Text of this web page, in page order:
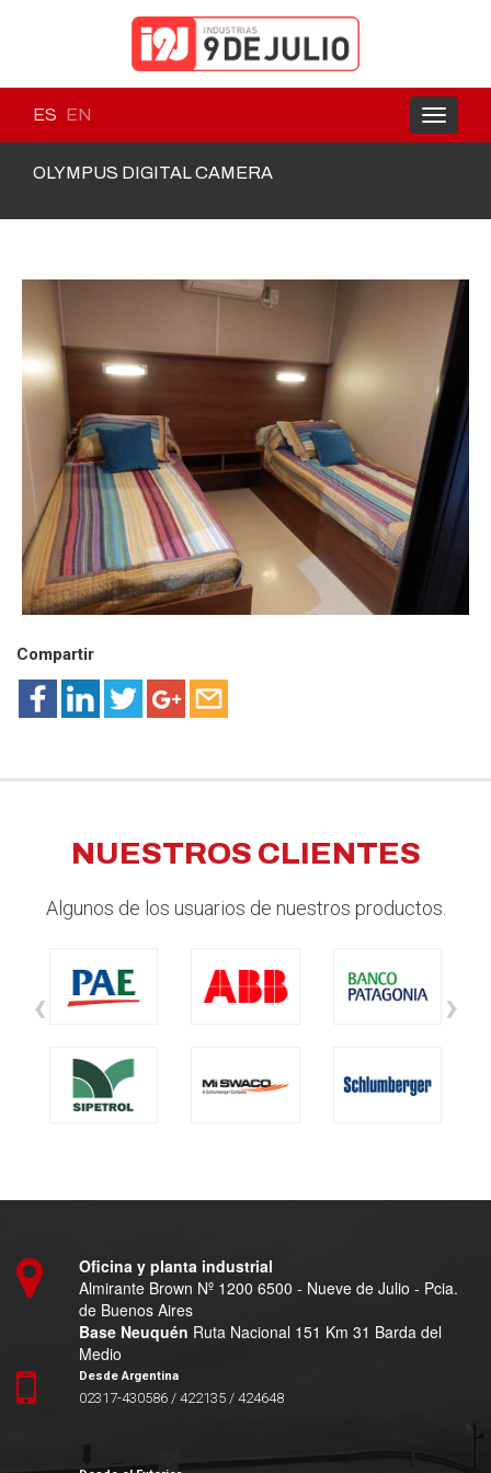
ES EN
Toggle
OLYMPUS DIGITAL CAMERA
Compartir
NUESTROS CLIENTES
Algunos de los usuarios de nuestros productos.
‹ ›
Oficina y planta industrial
Almirante Brown Nº 1200 6500 - Nueve de Julio - Pcia.
de Buenos Aires
Base Neuquén Ruta Nacional 151 Km 31 Barda del
Medio
Desde Argentina
02317-430586 / 422135 / 424648